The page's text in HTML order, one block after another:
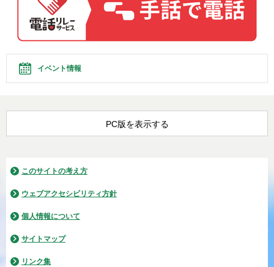
イベント情報
PC版を表示する
このサイトの考え方
ウェブアクセシビリティ方針
個人情報について
サイトマップ
リンク集